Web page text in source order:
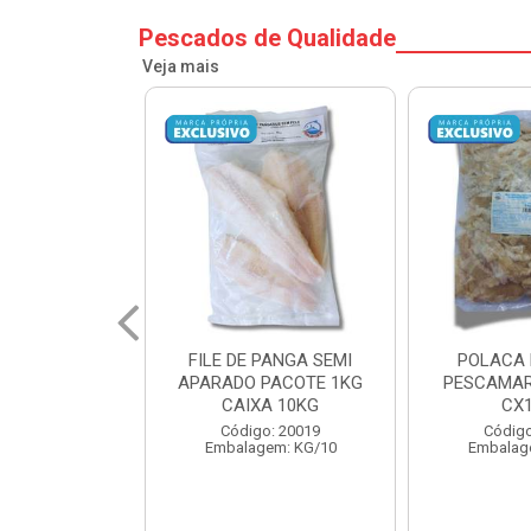
Pescados de Qualidade
Veja mais
POLACA DESFIADA
PESCAMARES PCT5KG
CX10KG
Código: 20161
Embalagem: KG/10
POLACA